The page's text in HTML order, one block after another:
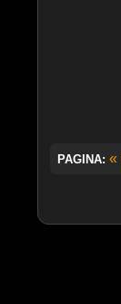
PAGINA: «